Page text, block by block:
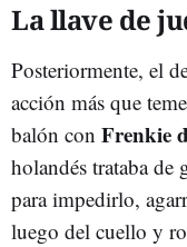
La llave de
Posteriormente, el
acción más que
balón con Frenkie
holandés trataba de
para impedirlo,
luego del cuello y